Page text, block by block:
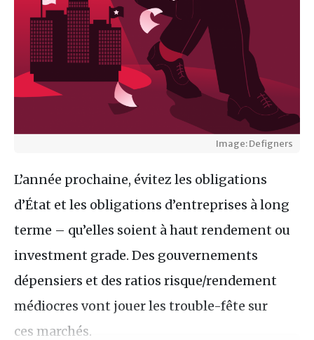
Image: Defigners
L’année prochaine, évitez les obligations
d’État et les obligations d’entreprises à long
terme – qu’elles soient à haut rendement ou
investment grade. Des gouvernements
dépensiers et des ratios risque/rendement
médiocres vont jouer les trouble-fête sur
ces marchés.